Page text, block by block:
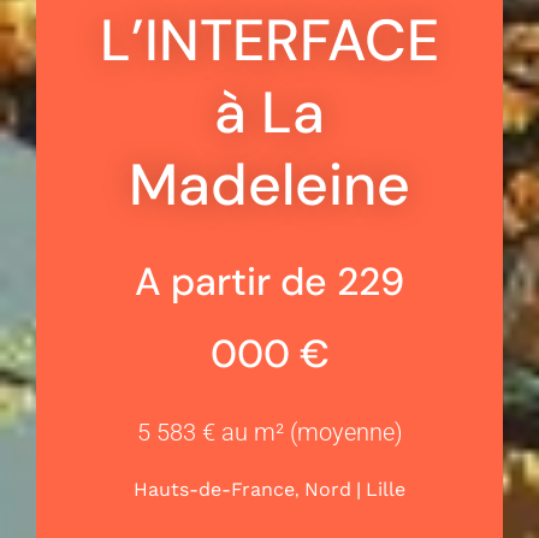
L’INTERFACE
à La
Madeleine
A partir de 229
000 €
5 583 € au m² (moyenne)
Hauts-de-France, Nord | Lille